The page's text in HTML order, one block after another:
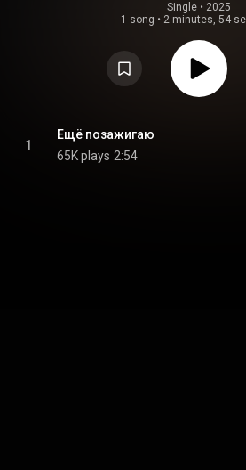
Single • 2025
1 song • 2 minutes, 54
1
Ещё позажигаю
65K plays 2:54